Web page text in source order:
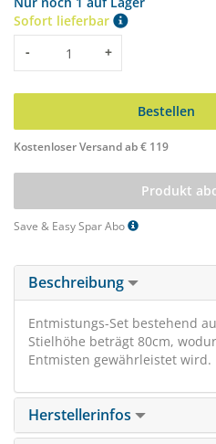
Sofort lieferbar
Menge
- +
Bestellen
Kostenloser Versand ab € 119
Produkt
Save & Easy Spar Abo
Beschreibung
Entmistungs-Set bestehend
Stielhöhe beträgt 80cm,
Entmisten gewährleistet wird.
Herstellerinfos